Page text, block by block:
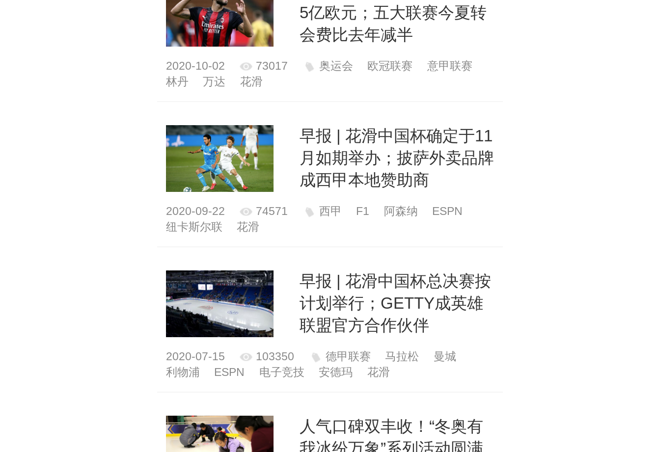
5亿欧元；五大联赛今夏转
会费比去年减半
2020-10-02 73017 奥运会 欧冠联赛
意甲联赛
林丹
万达 花滑
早报 | 花滑中国杯确定于11
月如期举办；披萨外卖品牌
成西甲本地赞助商
2020-09-22 74571 西甲 F1 阿森纳
ESPN
纽卡斯尔联
花滑
早报 | 花滑中国杯总决赛按
计划举行；GETTY成英雄
联盟官方合作伙伴
2020-07-15 103350 德甲联赛 马拉松
曼城
利物浦
ESPN 电子竞技 安德玛 花滑
人气口碑双丰收！“冬奥有
我冰纷万象”系列活动圆满